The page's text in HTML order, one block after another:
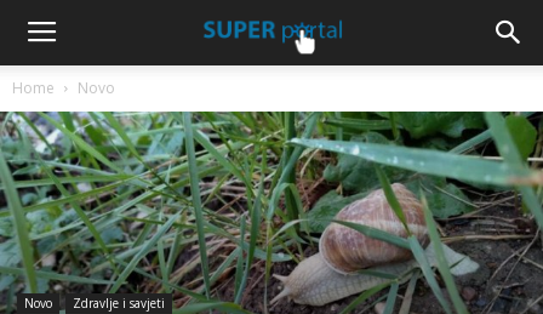
Home Novo
Novo Zdravlje i savjeti